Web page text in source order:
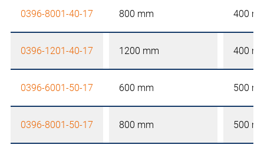
0396-8001-40-17 800 mm 400
0396-1201-40-17 1200 mm 400
0396-6001-50-17 600 mm 500
0396-8001-50-17 800 mm 500